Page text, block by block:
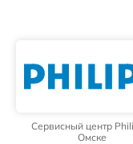
Сервисный центр
Омске